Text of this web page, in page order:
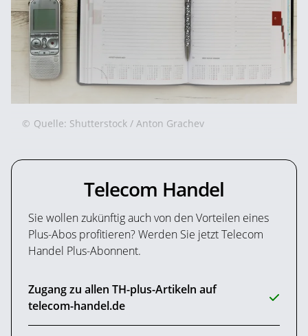
© Quelle: Shutterstock / Anton Grachev
Telecom Handel
Sie wollen zukünftig auch von den Vorteilen eines
Plus-Abos profitieren? Werden Sie jetzt Telecom
Handel Plus-Abonnent.
Zugang zu allen TH-plus-Artikeln auf
telecom-handel.de